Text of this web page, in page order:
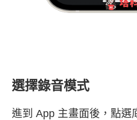
選擇錄音模式
進到 App 主畫面後，點選